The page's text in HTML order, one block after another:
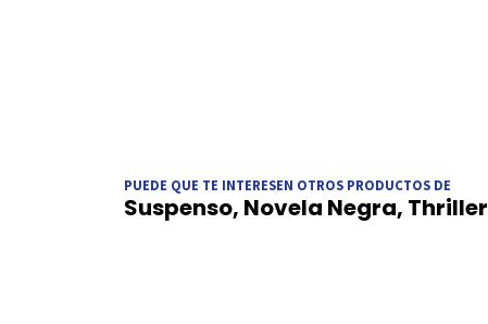
PUEDE QUE TE INTERESEN OTROS PRODUCTOS DE
Suspenso, Novela Negra, Thriller